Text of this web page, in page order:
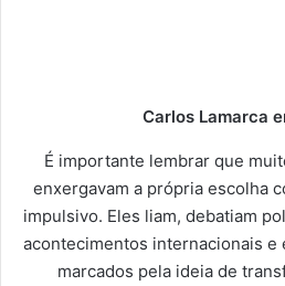
Carlos Lamarca
É importante lembrar que
enxergavam a própria escolha
impulsivo. Eles liam, debatiam
acontecimentos internacionais e
marcados pela ideia de